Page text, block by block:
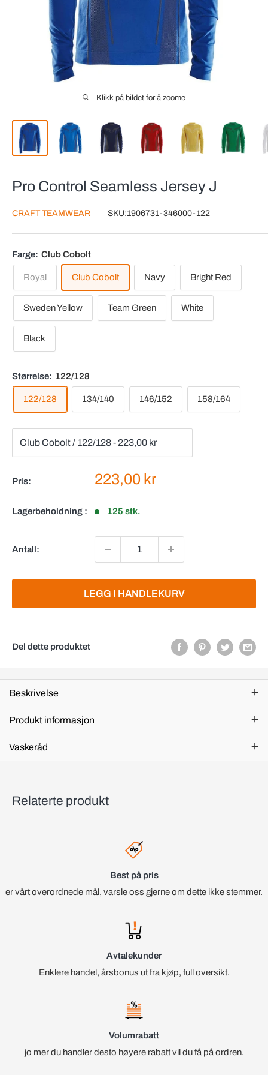
Klikk på bildet for å zoome
Pro Control Seamless Jersey J
CRAFT TEAMWEAR SKU:1906731-346000-122
Farge: Club Cobolt
Royal Club Cobolt Navy Bright Red
Sweden Yellow Team Green White
Black
Størrelse: 122/128
122/128 134/140 146/152 158/164
Pris: Salgspris
223,00 kr
Lagerbeholdning : 125 stk.
Antall:
LEGG I HANDLEKURV
Del dette produktet
Beskrivelse
Produkt informasjon
Vaskeråd
Relaterte produkt
Best på pris
er vårt overordnede mål, varsle oss gjerne om dette ikke stemmer.
Avtalekunder
Enklere handel, årsbonus ut fra kjøp, full oversikt.
Volumrabatt
jo mer du handler desto høyere rabatt vil du få på ordren.